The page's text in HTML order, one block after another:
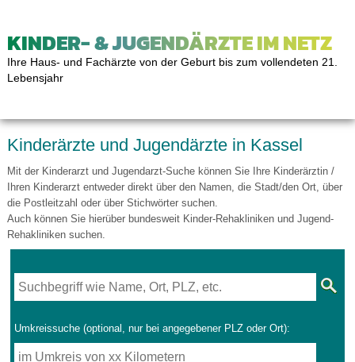
KINDER- & JUGENDÄRZTE IM NETZ
Ihre Haus- und Fachärzte von der Geburt bis zum vollendeten 21.
Lebensjahr
Kinderärzte und Jugendärzte in Kassel
Mit der Kinderarzt und Jugendarzt-Suche können Sie Ihre Kinderärztin /
Ihren Kinderarzt entweder direkt über den Namen, die Stadt/den Ort, über
die Postleitzahl oder über Stichwörter suchen.
Auch können Sie hierüber bundesweit Kinder-Rehakliniken und Jugend-
Rehakliniken suchen.
Umkreissuche (optional, nur bei angegebener PLZ oder Ort):